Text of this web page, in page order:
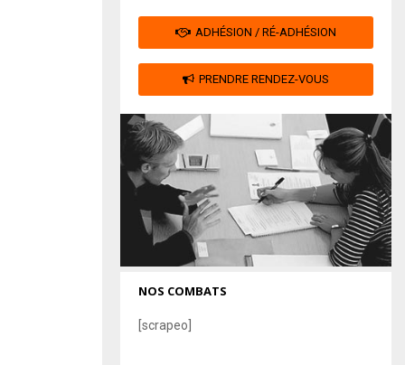
ADHÉSION / RÉ-ADHÉSION
PRENDRE RENDEZ-VOUS
NOS COMBATS
[scrapeo]